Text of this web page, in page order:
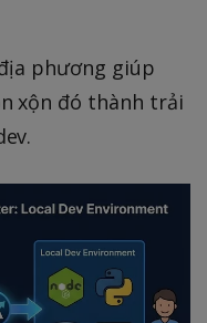
phương giúp
xộn đó thành trải